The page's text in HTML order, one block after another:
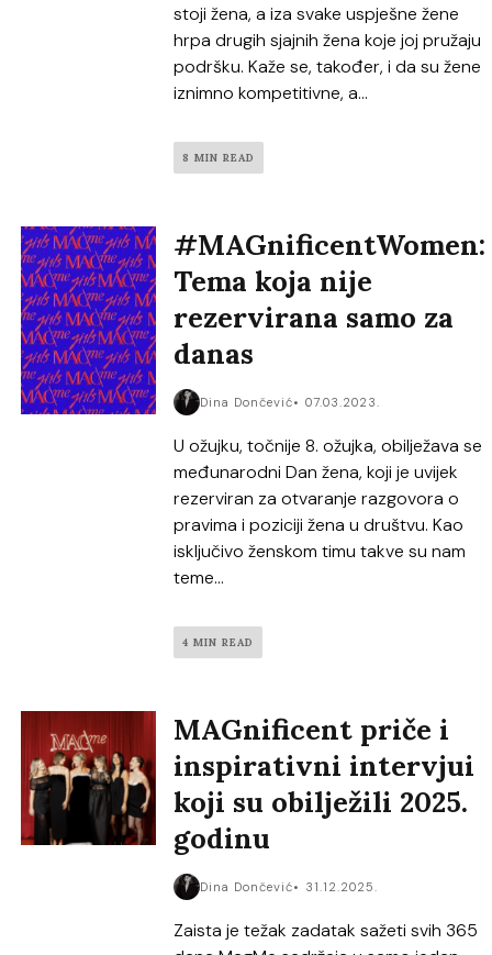
stoji žena, a iza svake uspješne žene
hrpa drugih sjajnih žena koje joj pružaju
podršku. Kaže se, također, i da su žene
iznimno kompetitivne, a...
8 MIN READ
#MAGnificentWomen:
Tema koja nije
rezervirana samo za
danas
Dina Dončević 07.03.2023.
U ožujku, točnije 8. ožujka, obilježava se
međunarodni Dan žena, koji je uvijek
rezerviran za otvaranje razgovora o
pravima i poziciji žena u društvu. Kao
isključivo ženskom timu takve su nam
teme...
4 MIN READ
MAGnificent priče i
inspirativni intervjui
koji su obilježili 2025.
godinu
Dina Dončević 31.12.2025.
Zaista je težak zadatak sažeti svih 365